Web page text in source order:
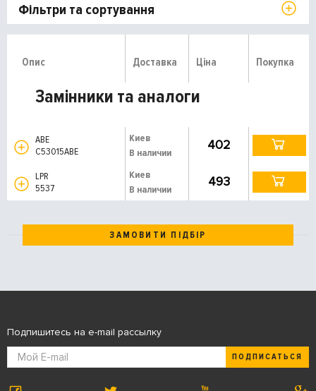
Фільтри та сортування
Опис Доставка Ціна Покупка
Замінники та аналоги
ABE
C53015ABE
Киев
В наличии
402
LPR
5537
Киев
В наличии
493
ЗАМОВИТИ ПІДБІР
Подпишитесь на e-mail рассылку
ПОДПИСАТЬСЯ